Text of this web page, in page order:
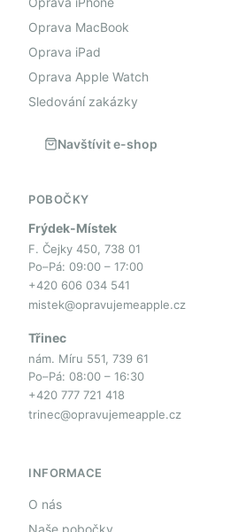
Oprava MacBook
Oprava iPad
Oprava Apple Watch
Sledování zakázky
Navštívit e-shop
POBOČKY
Frýdek-Místek
F. Čejky 450, 738 01
Po–Pá: 09:00 – 17:00
+420 606 034 541
mistek@opravujemeapple.cz
Třinec
nám. Míru 551, 739 61
Po–Pá: 08:00 – 16:30
+420 777 721 418
trinec@opravujemeapple.cz
INFORMACE
O nás
Naše pobočky